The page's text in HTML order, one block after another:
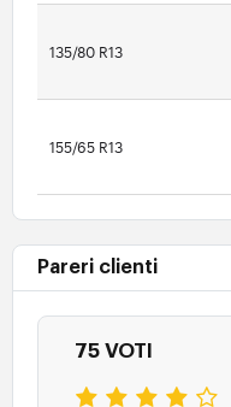
135/80 R13
155/65 R13
Pareri clienti
75 VOTI